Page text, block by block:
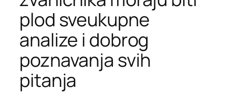
plod sveukupne
analize i dobrog
poznavanja svih
pitanja